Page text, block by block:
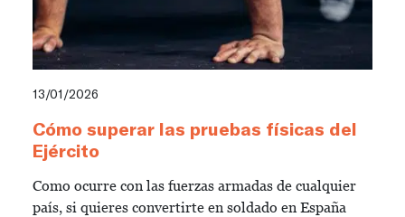
13/01/2026
Cómo superar las pruebas físicas del
Ejército
Como ocurre con las fuerzas armadas de cualquier
país, si quieres convertirte en soldado en España